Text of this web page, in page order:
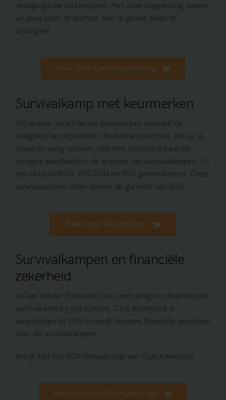
pedagogische achtergrond. Met onze begeleiding weten
wij jouw zoon of dochter een te gekke week te
bezorgen!
Meer over kampbegeleiding
Survivalkamp met keurmerken
Wij voeren verschillende keurmerken omtrent de
veiligheid van activiteiten, financiële zekerheid, natuur &
milieu en veilig vervoer. Hiermee voldoen wij aan de
hoogste standaards in de branche van survivalkampen. Zo
zijn wij bij VeBON, RECRON en TÜV gecertificeerd. Onze
survivalkampen vallen binnen de garantie van SGR.
Meer over keurmerken
Survivalkampen en financiële
zekerheid
Je kan zonder financieel risico een veilig en verantwoord
survivalkamp bij ons boeken. Club Adventure is
aangesloten bij SGR en biedt hiermee financiële zekerheid
voor de survivalkampen.
Bekijk hier het SGR lidmaatschap van Club Adventure.
Meer over SGR lidmaatschap